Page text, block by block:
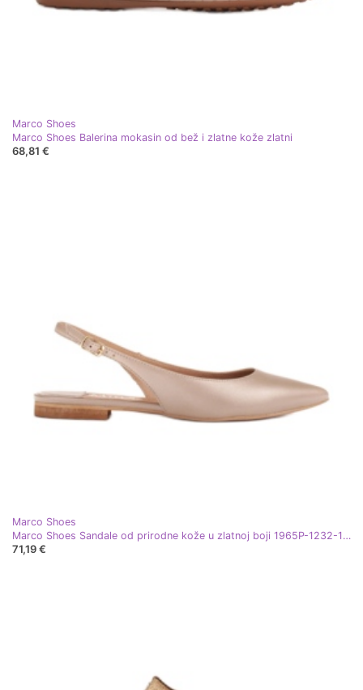
Marco Shoes
Marco Shoes Balerina mokasin od bež i zlatne kože zlatni
68,81 €
Marco Shoes
Marco Shoes Sandale od prirodne kože u zlatnoj boji 1965P-1232-1 bež zlatni
71,19 €